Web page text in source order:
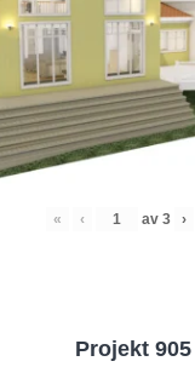
« ‹ av 3 ›
Projekt 905